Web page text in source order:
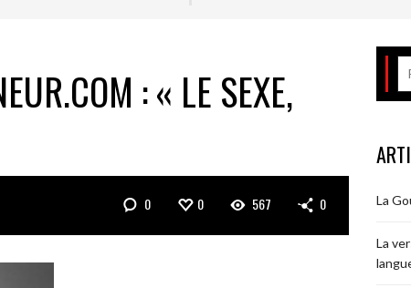
: « LE SEXE,
0 0 567 0 La
La